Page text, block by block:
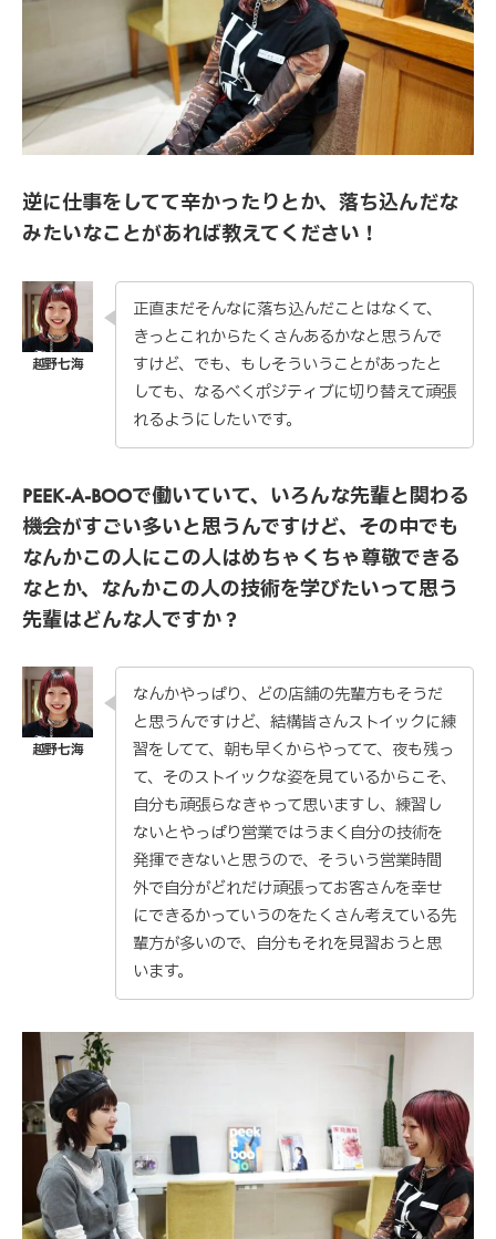
逆に仕事をしてて辛かったりとか、落ち込んだな
みたいなことがあれば教えてください！
正直まだそんなに落ち込んだことはなくて、
きっとこれからたくさんあるかなと思うんで
すけど、でも、もしそういうことがあったと
しても、なるべくポジティブに切り替えて頑張
れるようにしたいです。
PEEK-A-BOOで働いていて、いろんな先輩と関わる
機会がすごい多いと思うんですけど、その中でも
なんかこの人にこの人はめちゃくちゃ尊敬できる
なとか、なんかこの人の技術を学びたいって思う
先輩はどんな人ですか？
なんかやっぱり、どの店舗の先輩方もそうだ
と思うんですけど、結構皆さんストイックに練
習をしてて、朝も早くからやってて、夜も残っ
て、そのストイックな姿を見ているからこそ、
自分も頑張らなきゃって思いますし、練習し
ないとやっぱり営業ではうまく自分の技術を
発揮できないと思うので、そういう営業時間
外で自分がどれだけ頑張ってお客さんを幸せ
にできるかっていうのをたくさん考えている先
輩方が多いので、自分もそれを見習おうと思
います。